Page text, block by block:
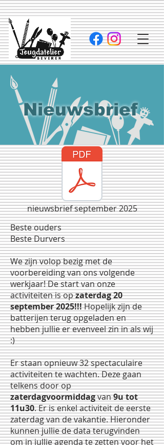
Nieuwsbrief
nieuwsbrief september 2025
Beste ouders
Beste Durvers
We zijn volop bezig met de
voorbereiding van ons volgende
werkjaar! De start van onze
activiteiten is opzaterdag 20
september 2025!!!Hopelijk zijn de
batterijen terug opgeladen en
hebben jullie er evenveel zin in als wij
:)
Er staan opnieuw 32 spectaculaire
activiteiten te wachten. Deze gaan
telkens door op
zaterdagvoormiddagvan9u tot
11u30. Er is enkel activiteit de eerste
zaterdag van de vakantie. Hieronder
kunnen jullie de data terugvinden
om in jullie agenda te zetten voor het